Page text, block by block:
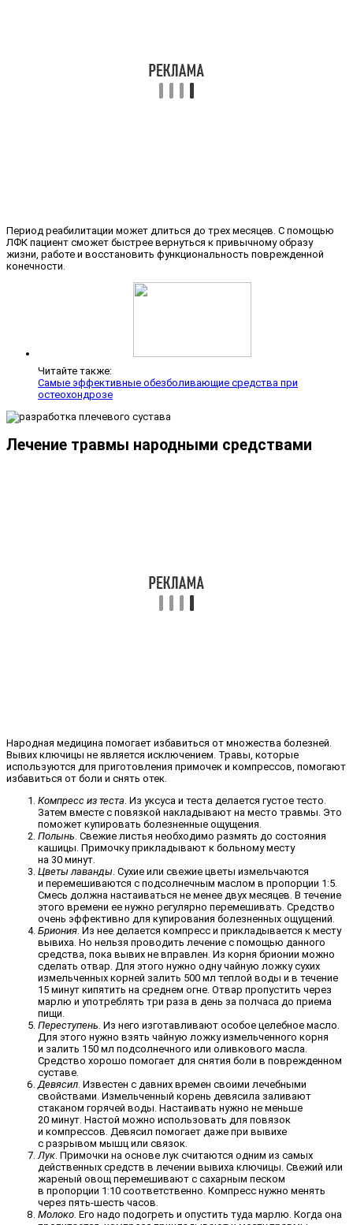
Период реабилитации может длиться до трех месяцев. С помощью
ЛФК пациент сможет быстрее вернуться к привычному образу
жизни, работе и восстановить функциональность поврежденной
конечности.
Читайте также:
Самые эффективные обезболивающие средства при
остеохондрозе
Лечение травмы народными средствами
Народная медицина помогает избавиться от множества болезней.
Вывих ключицы не является исключением. Травы, которые
используются для приготовления примочек и компрессов, помогают
избавиться от боли и снять отек.
Компресс из теста. Из уксуса и теста делается густое тесто.
Затем вместе с повязкой накладывают на место травмы. Это
поможет купировать болезненные ощущения.
Полынь. Свежие листья необходимо размять до состояния
кашицы. Примочку прикладывают к больному месту
на 30 минут.
Цветы лаванды. Сухие или свежие цветы измельчаются
и перемешиваются с подсолнечным маслом в пропорции 1:5.
Смесь должна настаиваться не менее двух месяцев. В течение
этого времени ее нужно регулярно перемешивать. Средство
очень эффективно для купирования болезненных ощущений.
Бриония. Из нее делается компресс и прикладывается к месту
вывиха. Но нельзя проводить лечение с помощью данного
средства, пока вывих не вправлен. Из корня брионии можно
сделать отвар. Для этого нужно одну чайную ложку сухих
измельченных корней залить 500 мл теплой воды и в течение
15 минут кипятить на среднем огне. Отвар пропустить через
марлю и употреблять три раза в день за полчаса до приема
пищи.
Переступень. Из него изготавливают особое целебное масло.
Для этого нужно взять чайную ложку измельченного корня
и залить 150 мл подсолнечного или оливкового масла.
Средство хорошо помогает для снятия боли в поврежденном
суставе.
Девясил. Известен с давних времен своими лечебными
свойствами. Измельченный корень девясила заливают
стаканом горячей воды. Настаивать нужно не меньше
20 минут. Настой можно использовать для повязок
и компрессов. Девясил помогает даже при вывихе
с разрывом мышц или связок.
Лук. Примочки на основе лук считаются одним из самых
действенных средств в лечении вывиха ключицы. Свежий или
жареный овощ перемешивают с сахарным песком
в пропорции 1:10 соответственно. Компресс нужно менять
через пять-шесть часов.
Молоко. Его надо подогреть и опустить туда марлю. Когда она